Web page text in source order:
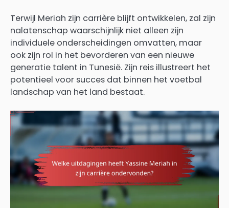
Terwijl Meriah zijn carrière blijft ontwikkelen, zal zijn
nalatenschap waarschijnlijk niet alleen zijn
individuele onderscheidingen omvatten, maar
ook zijn rol in het bevorderen van een nieuwe
generatie talent in Tunesië. Zijn reis illustreert het
potentieel voor succes dat binnen het voetbal
landschap van het land bestaat.